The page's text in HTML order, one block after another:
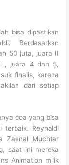
bisa dipastikan
Berdasarkan
50 juta, juara II
, juara 4 dan 5,
finalis, karena
dari setiap
doa yang bisa
terbaik. Reynaldi
Zaenal Muchtar
saat ini mereka
Animation milik